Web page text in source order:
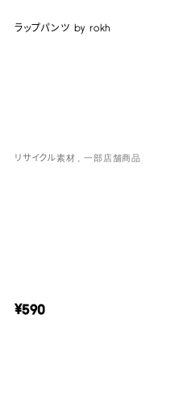
ラップパンツ by rokh
リサイクル素材 一部店舗商品
¥590